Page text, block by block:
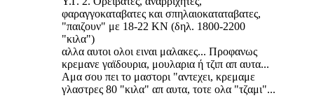
φαραγγοκαταβατες και σπηλαιοκαταταβατες,
"παιζουν" με 18-22 ΚΝ (δηλ. 1800-2200
"κιλα")
αλλα αυτοι ολοι ειναι μαλακες... Προφανως
κρεμανε γαϊδουρια, μουλαρια ή τζιπ απ αυτα...
Αμα σου πει το μαστορι "αντεχει, κρεμαμε
γλαστρες 80 "κιλα" απ αυτα, τοτε ολα "τζαμι"...